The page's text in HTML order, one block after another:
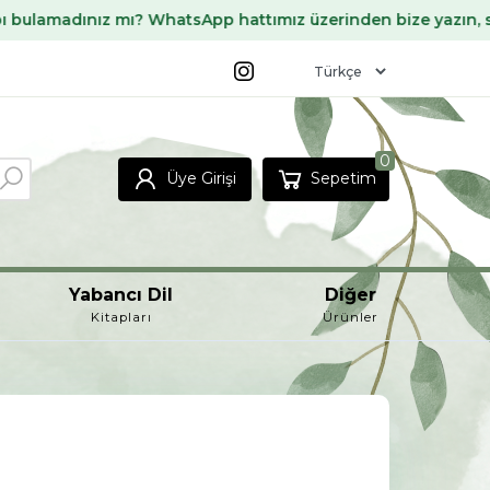
mı? WhatsApp hattımız üzerinden bize yazın, sizin için
Üye Girişi Sepetim
0
Yabancı Dil
Kitapları
Diğer
Ürünler